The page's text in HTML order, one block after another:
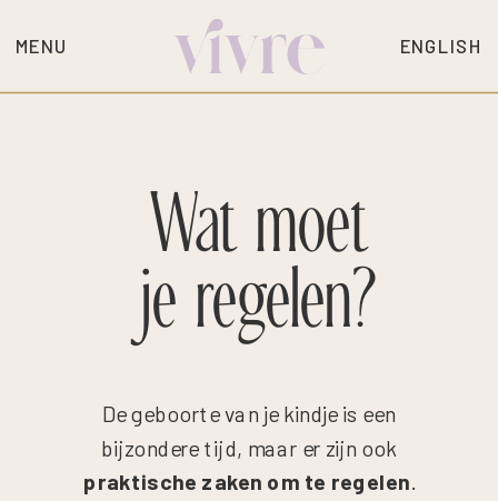
ENGLISH
MENU
Wat moet
je regelen?
De geboorte van je kindje is een
bijzondere tijd, maar er zijn ook
praktische zaken om te regelen.